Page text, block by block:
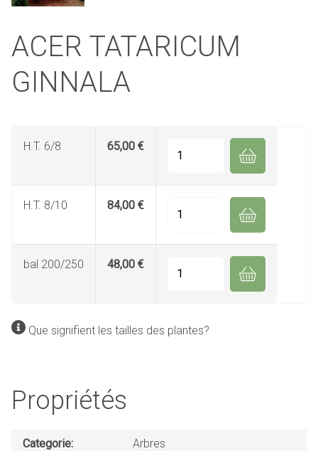
ACER TATARICUM
GINNALA
H.T. 6/8 65,00 €
H.T. 8/10 84,00 €
bal 200/250 48,00 €
Que signifient les tailles des plantes?
Propriétés
Categorie Arbres